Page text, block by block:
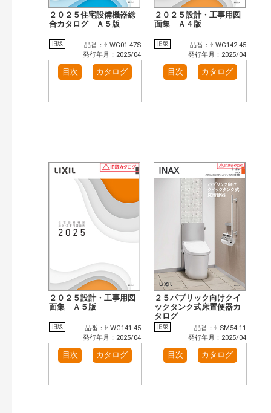
２０２５住宅設備機器総
合カタログ Ａ５版
旧版
品番：ｾ-WG01-47S
発行年月：2025/04
目次 カタログ
２０２５設計・工事用図
面集 Ａ４版
旧版
品番：ｾ-WG142-45
発行年月：2025/04
目次 カタログ
２０２５設計・工事用図
面集 Ａ５版
旧版
品番：ｾ-WG141-45
発行年月：2025/04
目次 カタログ
２５パブリック向けクイ
ックタンク式床置便器カ
タログ
旧版
品番：ｾ-SM54-11
発行年月：2025/04
目次 カタログ